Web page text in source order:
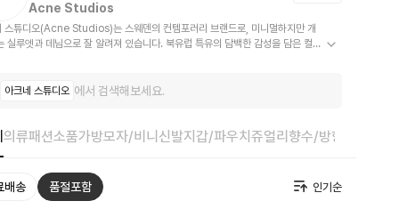
Acne Studios
스튜디오(Acne Studios)는 스웨덴의 컨템포러리 브랜드로, 미니멀하지만 개
실루엣과 데님으로 잘 알려져 있습니다. 북유럽 특유의 담백한 감성을 담은 컬렉
아크네 스튜디오 에서 검색해보세요.
의류패션소품가방모자/비니 신발지갑/파우치 쥬얼리 향수/방향
배송 품절포함